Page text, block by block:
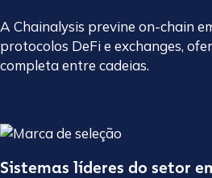
A Chainalysis previne on-chain
protocolos DeFi e exchanges,
completa entre cadeias.
Sistemas líderes do setor